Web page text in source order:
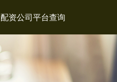
配资公司平台查询